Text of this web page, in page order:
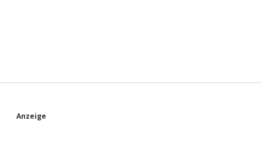
S
Anzeige